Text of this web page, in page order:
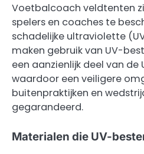
Voetbalcoach veldtenten
spelers en coaches te
schadelijke ultraviolette
maken gebruik van UV-
een aanzienlijk deel van de
waardoor een veiligere
buitenpraktijken en
gegarandeerd.
Materialen die UV-